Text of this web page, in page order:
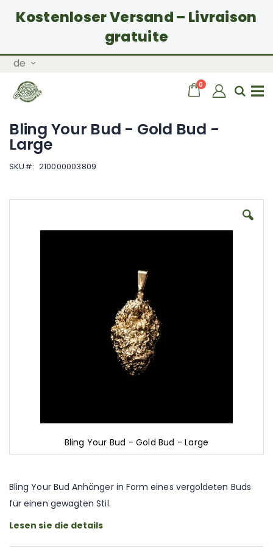
Kostenloser Versand – Livraison
gratuite
Zum
springen
Sprache
de
Wagen
0 Artikel
Zum
Bling Your Bud - Gold Bud - Large
der
Bildgalerie
springen
Bling Your Bud - Gold Bud -
Large
SKU 210000003809
Bling Your Bud Anhänger in Form eines vergoldeten Buds
für einen gewagten Stil.
Lesen sie die details